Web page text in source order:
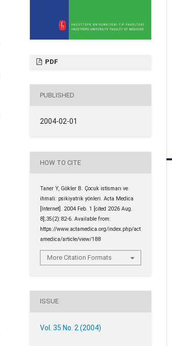
PDF
PUBLISHED
2004-02-01
HOW TO CITE
Taner Y, Gökler B. Çocuk istismarı ve
ihmali: psikiyatrik yönleri. Acta Medica
[Internet]. 2004 Feb. 1 [cited 2026 Aug.
8];35(2):82-6. Available from:
https://www.actamedica.org/index.php/act
amedica/article/view/188
More Citation Formats
ISSUE
Vol. 35 No. 2 (2004)